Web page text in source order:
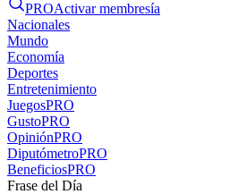
PROActivar membresía
Nacionales
Mundo
Economía
Deportes
Entretenimiento
JuegosPRO
GustoPRO
OpiniónPRO
DiputómetroPRO
BeneficiosPRO
Frase del Día